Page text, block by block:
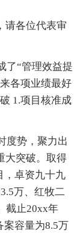
请各位代表审
了“管理效益提
各项业绩最好
1.项目核准成
度势，聚力出
大突破。取得
，卓资九十九
万、红牧二
截止20xx年
案容量为8.5万